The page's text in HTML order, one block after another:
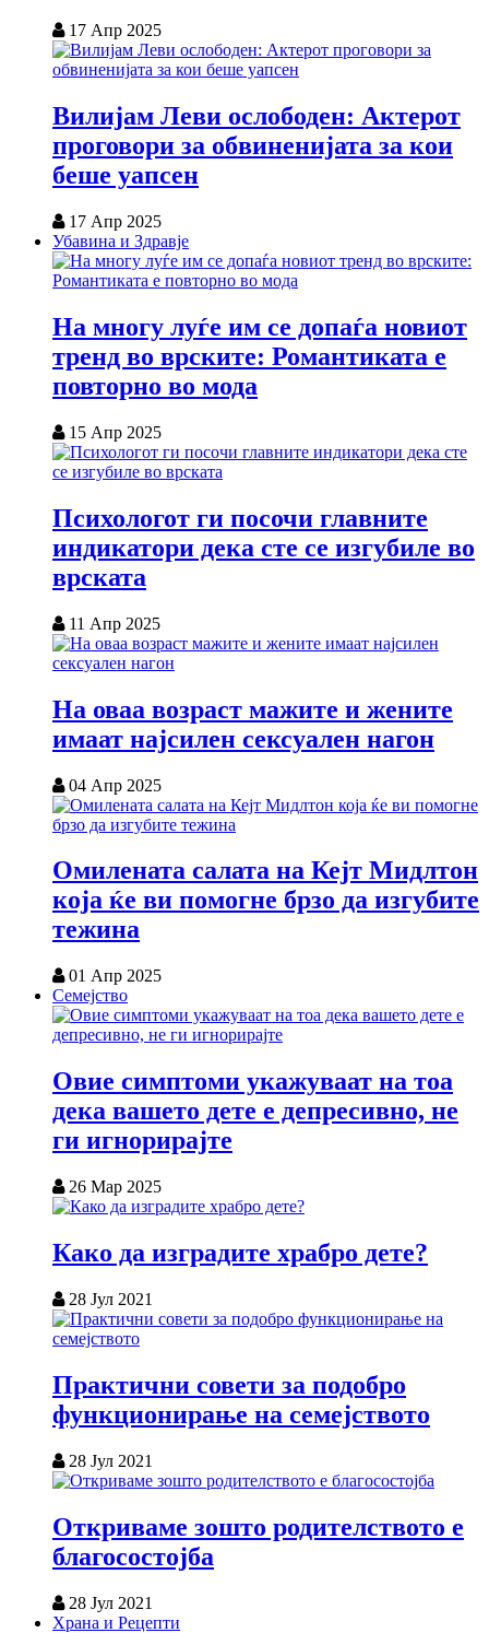
17 Апр 2025
Вилијам Леви ослободен: Актерот
проговори за обвиненијата за кои
беше уапсен
17 Апр 2025
Убавина и Здравје
На многу луѓе им се допаѓа новиот
тренд во врските: Романтиката е
повторно во мода
15 Апр 2025
Психологот ги посочи главните
индикатори дека сте се изгубиле во
врската
11 Апр 2025
На оваа возраст мажите и жените
имаат најсилен сексуален нагон
04 Апр 2025
Омилената салата на Кејт Мидлтон
која ќе ви помогне брзо да изгубите
тежина
01 Апр 2025
Семејство
Овие симптоми укажуваат на тоа
дека вашето дете е депресивно, не
ги игнорирајте
26 Мар 2025
Како да изградите храбро дете?
28 Јул 2021
Практични совети за подобро
функционирање на семејството
28 Јул 2021
Откриваме зошто родителството е
благосостојба
28 Јул 2021
Храна и Рецепти